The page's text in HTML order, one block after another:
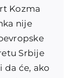
Kozma
nije
Srbije
da će, ako